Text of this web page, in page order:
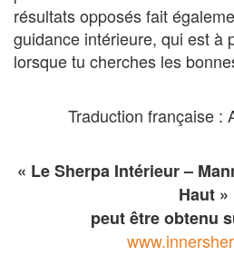
résultats opposés fait
guidance intérieure, qui est à
lorsque tu cherches les
Traduction française :
« Le Sherpa Intérieur –
Haut »
peut être obtenu